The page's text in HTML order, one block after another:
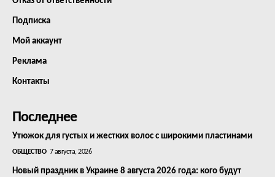
Подписка
Мой аккаунт
Реклама
Контакты
Последнее
Утюжок для густых и жестких волос с широкими пластинами
ОБЩЕСТВО 7 августа, 2026
Новый праздник в Украине 8 августа 2026 года: кого будут